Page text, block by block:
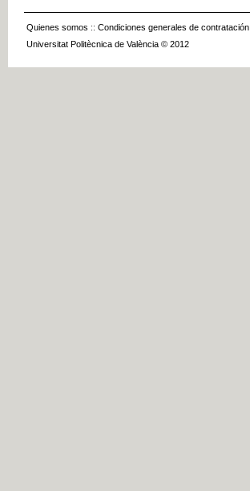
Quienes somos :: Condiciones generales de contratación
Universitat Politècnica de València © 2012